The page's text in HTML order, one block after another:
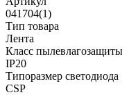
041704(1)
Тип товара
Лента
Класс пылевлагозащиты
IP20
Типоразмер светодиода
CSP